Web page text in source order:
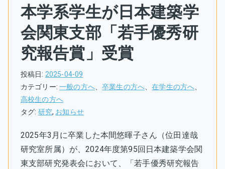
本学系学生が日本建築学
会関東支部「若手優秀研
究報告賞」受賞
投稿日: 2025-04-09
カテゴリー:一般の方へ、卒業生の方へ、在学生の方へ、
高校生の方へ
タグ: 研究, お知らせ
2025年3月に卒業した本間悠暉子さん（位田達哉
研究室所属）が、2024年度第95回日本建築学会関
東支部研究発表会において、「若手優秀研究報告